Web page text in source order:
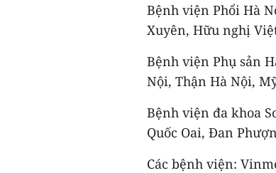
Bệnh viện Phổi Hà
Xuyên, Hữu nghị
Bệnh viện Phụ sản
Nội, Thận Hà Nội,
Bệnh viện đa khoa
Quốc Oai, Đan
Các bệnh viện: